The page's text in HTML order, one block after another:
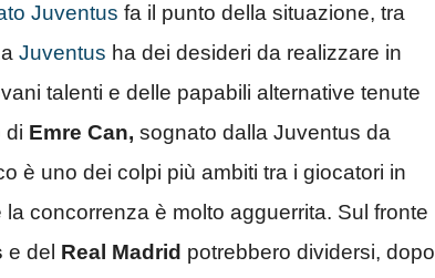
Juventus fa il punto della situazione, tra
Juventus ha dei desideri da realizzare in
talenti e delle papabili alternative tenute
di Emre Can, sognato dalla Juventus da
è uno dei colpi più ambiti tra i giocatori in
concorrenza è molto agguerrita. Sul fronte
e del Real Madrid potrebbero dividersi, dopo